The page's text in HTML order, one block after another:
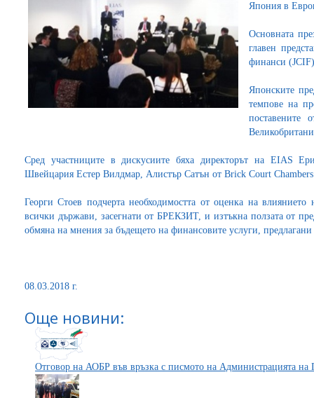
Япония в
Основната
главен
финанси
Японските
темпове на
поставените
Сред участниците в дискусиите бяха директорът на EIAS
Швейцария Естер Вилдмар, Алистър Сатън от Brick Court
Георги Стоев подчерта необходимостта от оценка на
всички държави, засегнати от БРЕКЗИТ, и изтъкна ползата от
обмяна на мнения за бъдещето на финансовите услуги,
08.03.2018 г.
Още новини:
Отговор на АОБР във връзка с писмото на Администрацията на